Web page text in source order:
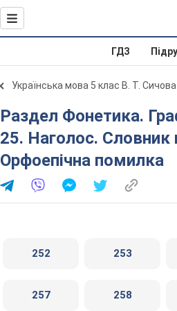
ГДЗ
Українська мова 5 клас В. Т.
Раздел Фонетика. Графіка. Орфоепія. Орфографія. §
25. Наголос. Словник
Орфоепічна помилка
252 253
257 258